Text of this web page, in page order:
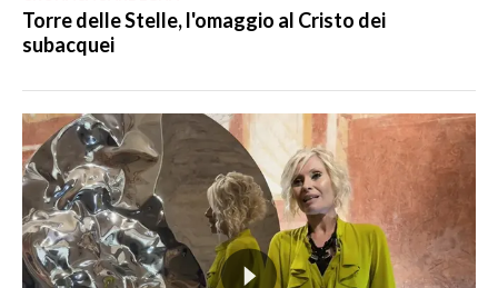
Torre delle Stelle, l'omaggio al Cristo dei
subacquei